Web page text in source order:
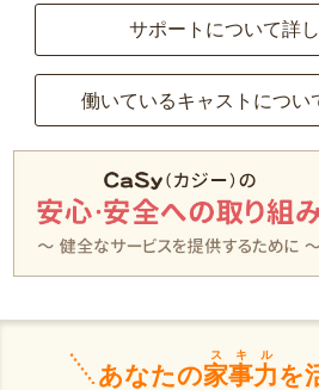
サポートについて詳
働いているキャストについ
あなたの家事力
スキル
を